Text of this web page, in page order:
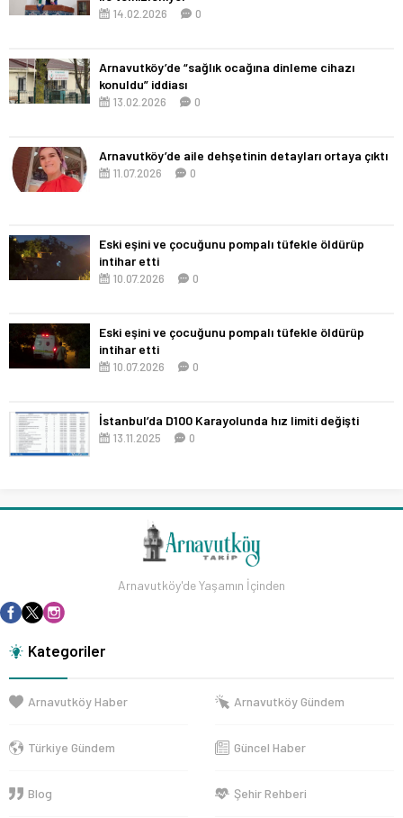
14.02.2026 0
Arnavutköy’de “sağlık ocağına dinleme cihazı
konuldu” iddiası
13.02.2026 0
Arnavutköy’de aile dehşetinin detayları ortaya çıktı
11.07.2026 0
Eski eşini ve çocuğunu pompalı tüfekle öldürüp
intihar etti
10.07.2026 0
Eski eşini ve çocuğunu pompalı tüfekle öldürüp
intihar etti
10.07.2026 0
İstanbul’da D100 Karayolunda hız limiti değişti
13.11.2025 0
Arnavutköy'de Yaşamın İçinden
Kategoriler
Arnavutköy Haber Arnavutköy Gündem
Türkiye Gündem Güncel Haber
Blog Şehir Rehberi